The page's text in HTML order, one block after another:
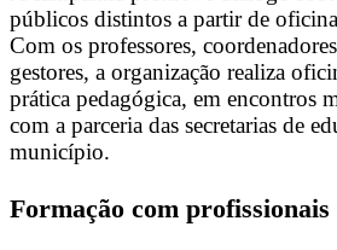
públicos distintos a partir de
Com os professores,
gestores, a organização realiza
prática pedagógica, em encontros
com a parceria das secretarias de
município.
Formação com profissionais